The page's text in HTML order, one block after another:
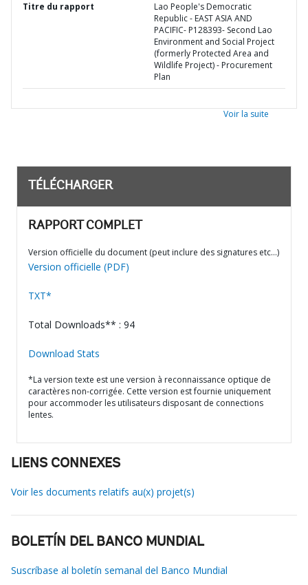
Titre du rapport
Lao People's Democratic
Republic - EAST ASIA AND
PACIFIC- P128393- Second Lao
Environment and Social Project
(formerly Protected Area and
Wildlife Project) - Procurement
Plan
Voir la suite
TÉLÉCHARGER
RAPPORT COMPLET
Version officielle du document (peut inclure des signatures etc…)
Version officielle (PDF)
TXT*
Total Downloads** : 94
Download Stats
*La version texte est une version à reconnaissance optique de
caractères non-corrigée. Cette version est fournie uniquement
pour accommoder les utilisateurs disposant de connections
lentes.
LIENS CONNEXES
Voir les documents relatifs au(x) projet(s)
BOLETÍN DEL BANCO MUNDIAL
Suscríbase al boletín semanal del Banco Mundial